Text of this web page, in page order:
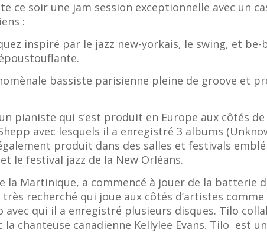
ce soir une jam session exceptionnelle avec un
:
inspiré par le jazz new-yorkais, le swing, et be-
bassiste parisienne pleine de groove et
pianiste qui s’est produit en Europe aux côtés de
avec lesquels il a enregistré 3 albums
produit dans des salles et festivals
le festival jazz de la New Orléans.
Martinique, a commencé à jouer de la batterie
recherché qui joue aux côtés d’artistes comme
avec qui il a enregistré plusieurs disques. Tilo
la chanteuse canadienne Kellylee Evans. Tilo est